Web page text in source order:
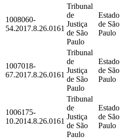
1008060-
54.2017.8.26.0161
Tribunal
de
Justiça
de São
Paulo
Estado
de São
Paulo
1007018-
67.2017.8.26.0161
Tribunal
de
Justiça
de São
Paulo
Estado
de São
Paulo
1006175-
10.2014.8.26.0161
Tribunal
de
Justiça
de São
Paulo
Estado
de São
Paulo